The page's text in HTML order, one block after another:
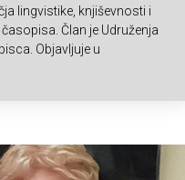
lingvistike, knjiševnosti i
Član je Udruženja
Objavljuje u